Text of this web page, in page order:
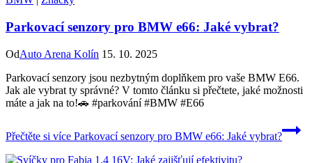
Parkovací senzory pro BMW e66: Jaké vybrat?
OdAuto Arena Kolín 15. 10. 2025
Parkovací senzory jsou nezbytným doplňkem pro vaše BMW E66.
Jak ale vybrat ty správné? V tomto článku si přečtete, jaké možnosti
máte a jak na to!🚗 #parkování #BMW #E66
Přečtěte si více Parkovací senzory pro BMW e66: Jaké vybrat?